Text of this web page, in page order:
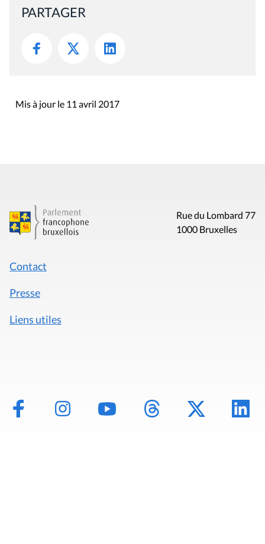
PARTAGER
Mis à jour le 11 avril 2017
Rue du Lombard 77
1000 Bruxelles
Contact
Presse
Liens utiles